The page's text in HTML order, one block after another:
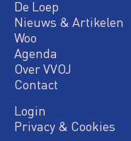
De Loep
Nieuws & Artikelen
Woo
Agenda
Over VVOJ
Contact
Login
Privacy & Cookies